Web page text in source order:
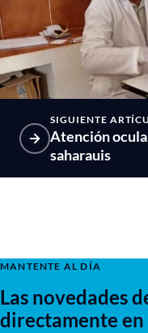
SIGUIENTE
Atención
saharauis
MANTENTE AL DÍA
Las novedades
directamente